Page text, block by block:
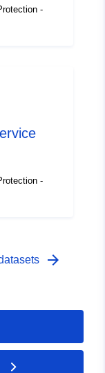
-
-
arrow_forward